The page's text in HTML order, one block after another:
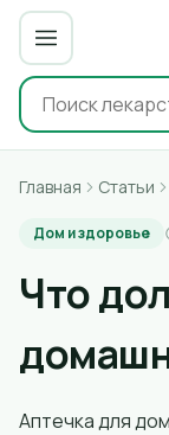
Главная Статьи
Дом и здоровье
Что
Аптечка для